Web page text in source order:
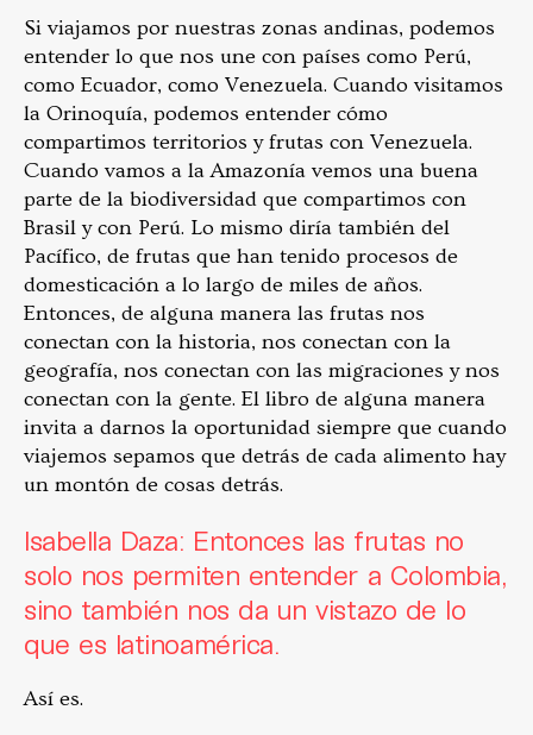
Si viajamos por nuestras zonas andinas, podemos
entender lo que nos une con países como Perú,
como Ecuador, como Venezuela. Cuando visitamos
la Orinoquía, podemos entender cómo
compartimos territorios y frutas con Venezuela.
Cuando vamos a la Amazonía vemos una buena
parte de la biodiversidad que compartimos con
Brasil y con Perú. Lo mismo diría también del
Pacífico, de frutas que han tenido procesos de
domesticación a lo largo de miles de años.
Entonces, de alguna manera las frutas nos
conectan con la historia, nos conectan con la
geografía, nos conectan con las migraciones y nos
conectan con la gente. El libro de alguna manera
invita a darnos la oportunidad siempre que cuando
viajemos sepamos que detrás de cada alimento hay
un montón de cosas detrás.
Isabella Daza: Entonces las frutas no
solo nos permiten entender a Colombia,
sino también nos da un vistazo de lo
que es latinoamérica.
Así es.